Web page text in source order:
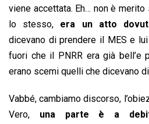
viene accettata. Eh… non è
lo stesso, era un atto
dicevano di prendere il MES e
fuori che il PNRR era già bell’e
erano scemi quelli che dicevano
Vabbé, cambiamo discorso,
Vero, una parte è a